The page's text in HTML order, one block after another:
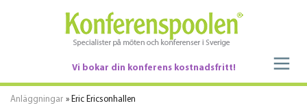
Vi bokar din konferens kostnadsfritt!
Anläggningar » Eric Ericsonhallen